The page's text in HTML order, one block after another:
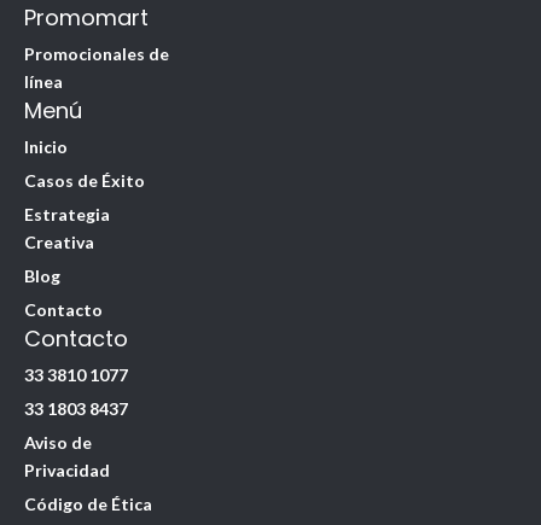
Promomart
Promocionales de
línea
Menú
Inicio
Casos de Éxito
Estrategia
Creativa
Blog
Contacto
Contacto
33 3810 1077
33 1803 8437
Aviso de
Privacidad
Código de Ética